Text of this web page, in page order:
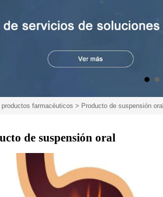
farmacéuticos > Producto de suspensión oral
de suspensión oral